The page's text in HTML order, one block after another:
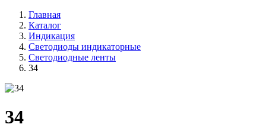
Главная
Каталог
Индикация
Светодиоды индикаторные
Светодиодные ленты
34
34